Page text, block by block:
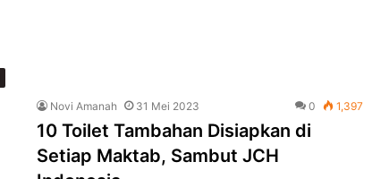
Novi Amanah 31 Mei 2023 0 1,397
10 Toilet Tambahan Disiapkan di
Setiap Maktab, Sambut JCH